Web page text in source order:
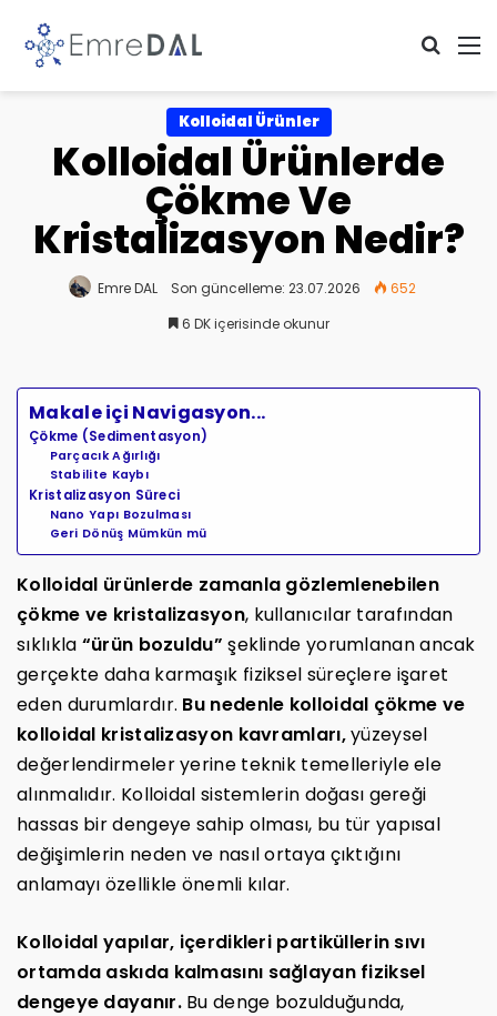
Kolloidal Ürünler
Kolloidal Ürünlerde
Çökme Ve
Kristalizasyon Nedir?
Emre DAL Son güncelleme: 23.07.2026
652
6 DK içerisinde okunur
Makale içi Navigasyon...
Çökme (Sedimentasyon)
Parçacık Ağırlığı
Stabilite Kaybı
Kristalizasyon Süreci
Nano Yapı Bozulması
Geri Dönüş Mümkün mü
Kolloidal ürünlerde zamanla gözlemlenebilen
çökme ve kristalizasyon, kullanıcılar tarafından
sıklıkla “ürün bozuldu” şeklinde yorumlanan ancak
gerçekte daha karmaşık fiziksel süreçlere işaret
eden durumlardır. Bu nedenle kolloidal çökme ve
kolloidal kristalizasyon kavramları,yüzeysel
değerlendirmeler yerine teknik temelleriyle ele
alınmalıdır. Kolloidal sistemlerin doğası gereği
hassas bir dengeye sahip olması, bu tür yapısal
değişimlerin neden ve nasıl ortaya çıktığını
anlamayı özellikle önemli kılar.
Kolloidal yapılar, içerdikleri partiküllerin sıvı
ortamda askıda kalmasını sağlayan fiziksel
dengeye dayanır.Bu denge bozulduğunda,